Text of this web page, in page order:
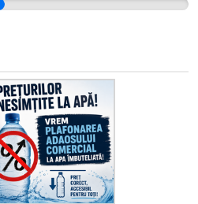
introducerii acestui
conectivitatea regională
feroviar.